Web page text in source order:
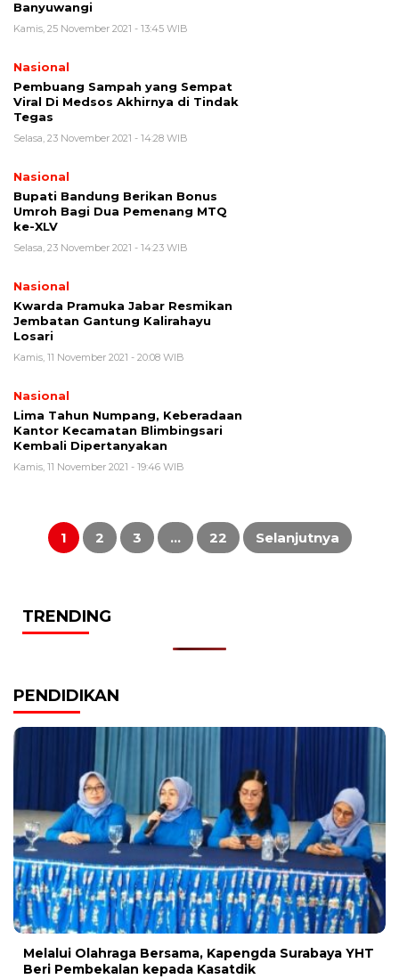
Banyuwangi
Kamis, 25 November 2021 - 13:45 WIB
Nasional
Pembuang Sampah yang Sempat
Viral Di Medsos Akhirnya di Tindak
Tegas
Selasa, 23 November 2021 - 14:28 WIB
Nasional
Bupati Bandung Berikan Bonus
Umroh Bagi Dua Pemenang MTQ
ke-XLV
Selasa, 23 November 2021 - 14:23 WIB
Nasional
Kwarda Pramuka Jabar Resmikan
Jembatan Gantung Kalirahayu
Losari
Kamis, 11 November 2021 - 20:08 WIB
Nasional
Lima Tahun Numpang, Keberadaan
Kantor Kecamatan Blimbingsari
Kembali Dipertanyakan
Kamis, 11 November 2021 - 19:46 WIB
Paginasi
pos
1 2 3 … 22 Selanjutnya
TRENDING
PENDIDIKAN
Melalui Olahraga Bersama, Kapengda Surabaya YHT
Beri Pembekalan kepada Kasatdik